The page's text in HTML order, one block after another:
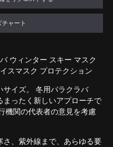
ャート
ウィンター スキー マスク
スマスク プロテクション
イズ。 冬用バラクラバ
ったく新しいアプローチで
機関の代表者の意見を考慮
、紫外線まで、あらゆる要